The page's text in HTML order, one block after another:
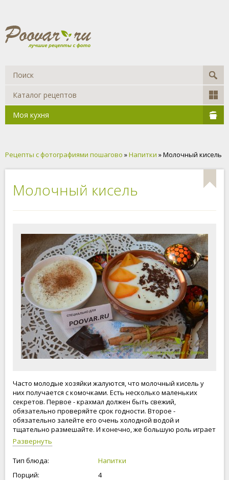
Каталог рецептов
Моя кухня
Рецепты с фотографиями пошагово »Напитки » Молочный кисель
Молочный кисель
Часто молодые хозяйки жалуются, что молочный кисель у
них получается с комочками. Есть несколько маленьких
секретов. Первое - крахмал должен быть свежий,
обязательно проверяйте срок годности. Второе -
обязательно залейте его очень холодной водой и
тщательно размешайте. И конечно, же большую роль играет
красивая подача любого блюда. Добавляйте в молочный
кисель любимые ягоды или фрукты, и вы и ваши родные
получите не только вкусный и полезный напиток, но и
получите море удовольствия.
Развернуть
Тип блюда:
Напитки
Порций:
4